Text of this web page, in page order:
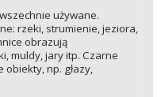
używane.
rzeki, strumienie, jeziora,
obrazują
muldy, jary itp. Czarne
np. głazy,